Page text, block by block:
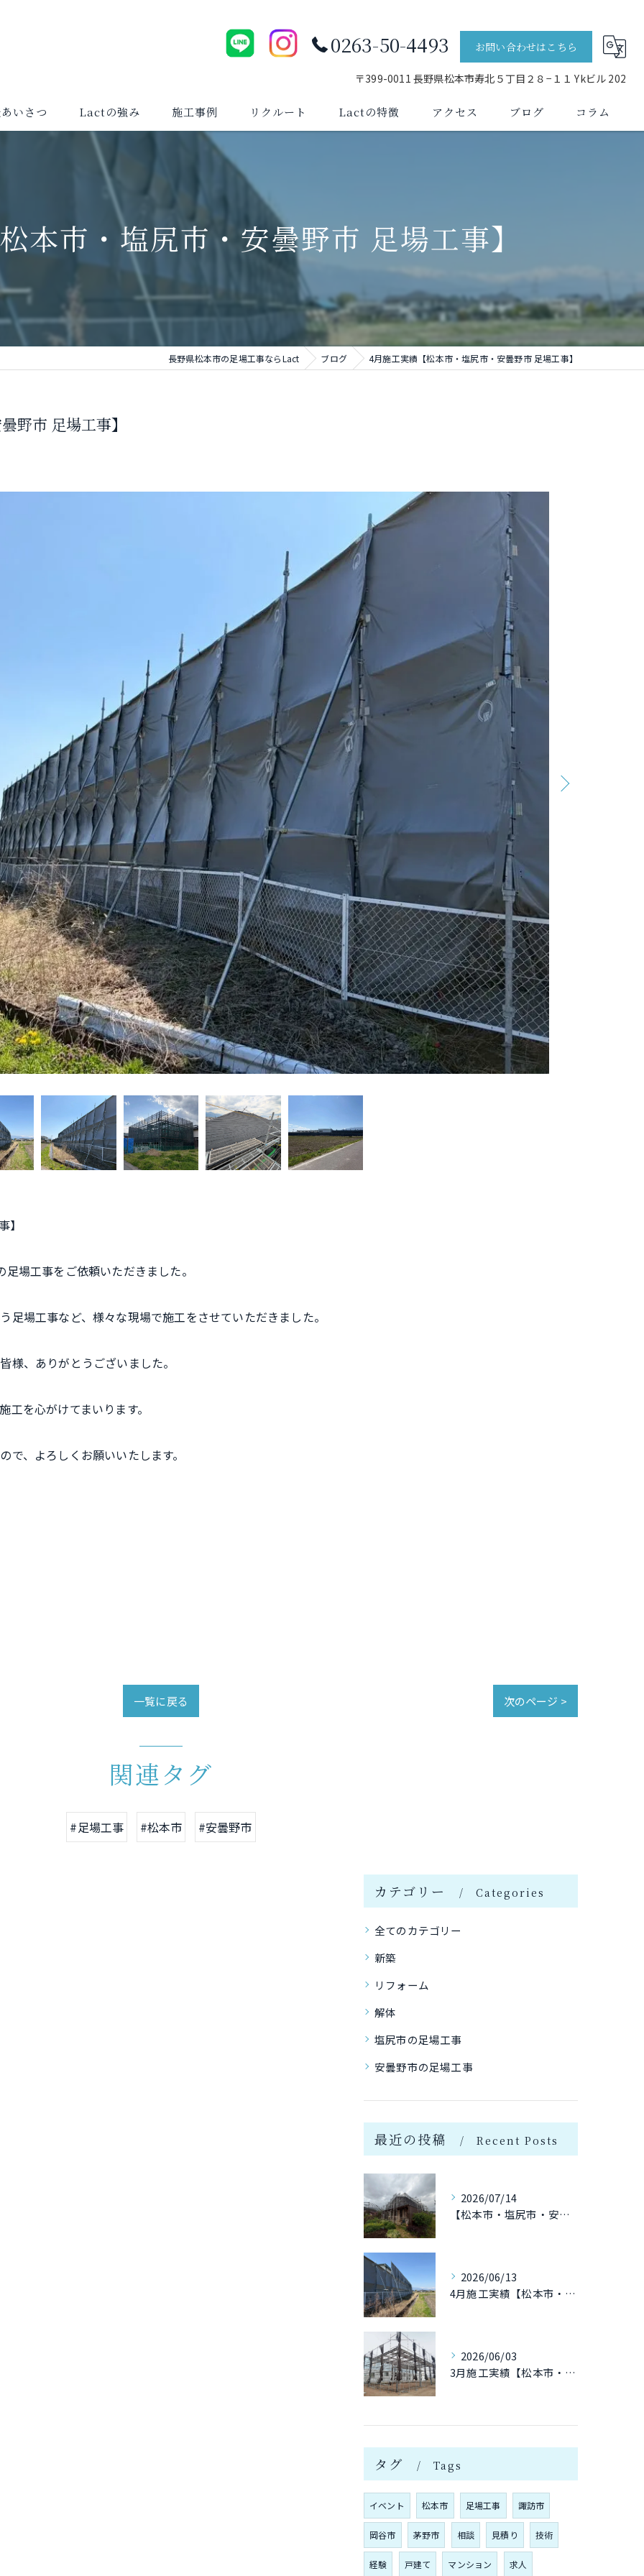
0263-50-4493 お問い合わせはこちら
〒399-0011 長野県松本市寿北５丁目２８−１１ Ykビル 202
いさつ Lactの強み 施工事例 リクルート Lactの特徴
解体
安曇野市の足場工事
アクセス ブログ コラム
本市・塩尻市・安曇野市 足場工事】
長野県松本市の足場工事ならLact ブログ 4月施工実績【松本市・塩尻市・安曇野市 足場工事】
野市 足場工事】
】
場工事をご依頼いただきました。
場工事など、様々な現場で施工をさせていただきました。
様、ありがとうございました。
を心がけてまいります。
、よろしくお願いいたします。
一覧に戻る 次のページ >
関連タグ
#足場工事 #松本市 #安曇野市
カテゴリー Categories
全てのカテゴリー
新築
リフォーム
解体
塩尻市の足場工事
安曇野市の足場工事
最近の投稿 Recent Posts
2026/07/14
【松本市・塩尻市・安曇野市 足場工事】5月施工実績
2026/06/13
4月施工実績【松本市・塩尻市・安曇野市 足場工事】
2026/06/03
3月施工実績【松本市・塩尻市・安曇野市 足場工事】
タグ Tags
イベント 松本市 足場工事 諏訪市
岡谷市 茅野市 相談 見積り 技術
経験 戸建て マンション 求人